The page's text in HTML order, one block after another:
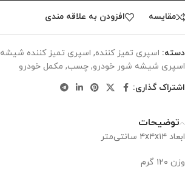
مقايسه افزودن به علاقه مندی
دسته: اسپری تمیز کننده, اسپری تمیز کننده شیشه
اسپری شیشه شور خودرو, چسب, مکمل خودرو
اشتراک گذاری:
توضیحات
ابعاد ۴x۴x۱۴ سانتی‌متر
وزن ۱۲۰ گرم